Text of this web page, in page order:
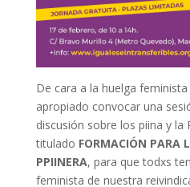
De cara a la huelga
apropiado convocar una
discusión sobre los piina y la
titulado FORMACIÓN PARA
PPIINERA, para que todxs
feminista de nuestra